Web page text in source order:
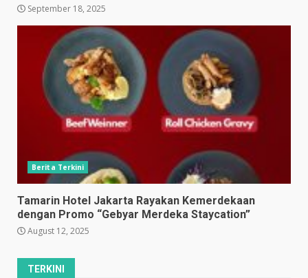
September 18, 2025
Berita Terkini
Tamarin Hotel Jakarta Rayakan Kemerdekaan
dengan Promo “Gebyar Merdeka Staycation”
August 12, 2025
TERKINI